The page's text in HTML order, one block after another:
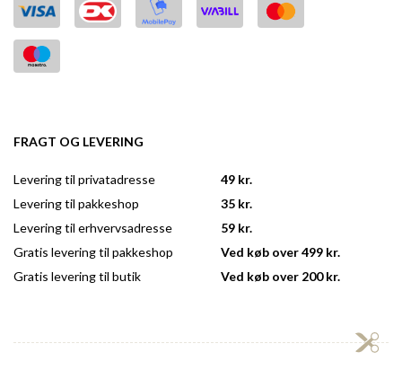
FRAGT OG LEVERING
Levering til privatadresse
Levering til pakkeshop
Levering til erhvervsadresse
Gratis levering til pakkeshop
Gratis levering til butik
49 kr.
35 kr.
59 kr.
Ved køb over 499 kr.
Ved køb over 200 kr.